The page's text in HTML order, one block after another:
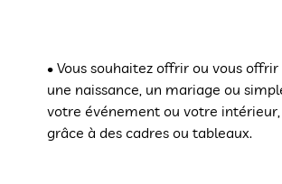
• Vous souhaitez offrir ou vous
une naissance, un mariage ou
votre événement ou votre intérieur,
grâce à des cadres ou tableaux.